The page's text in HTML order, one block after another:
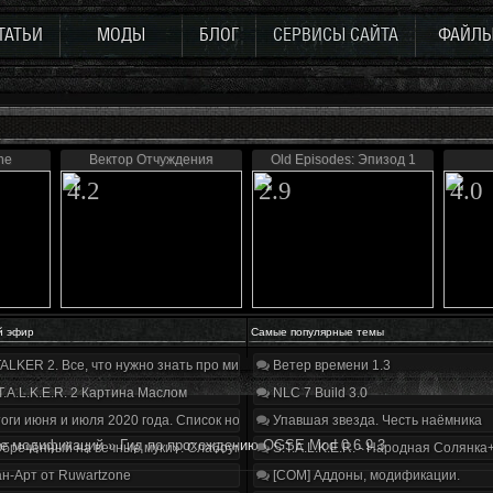
МОДЫ БЛОГ СЕРВИСЫ САЙТА
Вектор Отчуждения
4.2
Old Episodes: Эпизод 1
2.9 4.0
эфир Самые популярные темы
2. Все, что нужно знать про мир, геймплей и сюжет | Разбор трейлера
2 Картина Маслом
июня и июля 2020 года. Список нововведений
на вечные муки». Слабоумие и отвага
Арт от Ruwartzone
Ветер времени 1.3
NLC 7 Build 3.0
Упавшая звезда. Честь наёмника
S.T.A.L.K.E.R. - Народная
[COM] Аддоны, модификации.
модификаций » Гид по прохождению OGSE Mod 0.6.9.3